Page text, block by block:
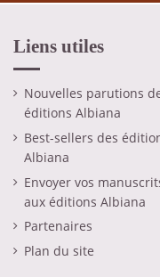
Liens utiles
Nouvelles parutions
éditions Albiana
Best-sellers des
Albiana
Envoyer vos
aux éditions Albiana
Partenaires
Plan du site